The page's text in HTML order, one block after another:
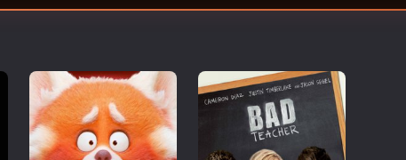
Βιογραφίες
Δράσης
Ελληνικός Κινηματογράφος
Επιβίωσης
Νεανικές
Παιδικές
Περιπέτειες
Πολεμικές